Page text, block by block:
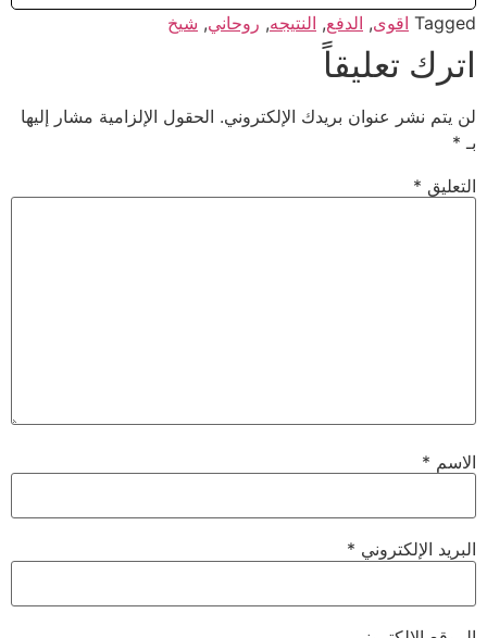
Tagged اقوى, الدفع, النتيجه, روحاني, شيخ
اترك تعليقاً
لن يتم نشر عنوان بريدك الإلكتروني. الحقول الإلزامية مشار إليها
بـ *
التعليق *
الاسم *
البريد الإلكتروني *